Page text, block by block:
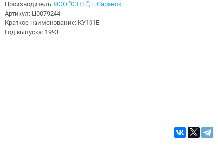
Производитель: ООО "СЗТП", г. Саранск
Артикул: Ц0079244
Краткое наименование: КУ101Е
Год выпуска: 1993